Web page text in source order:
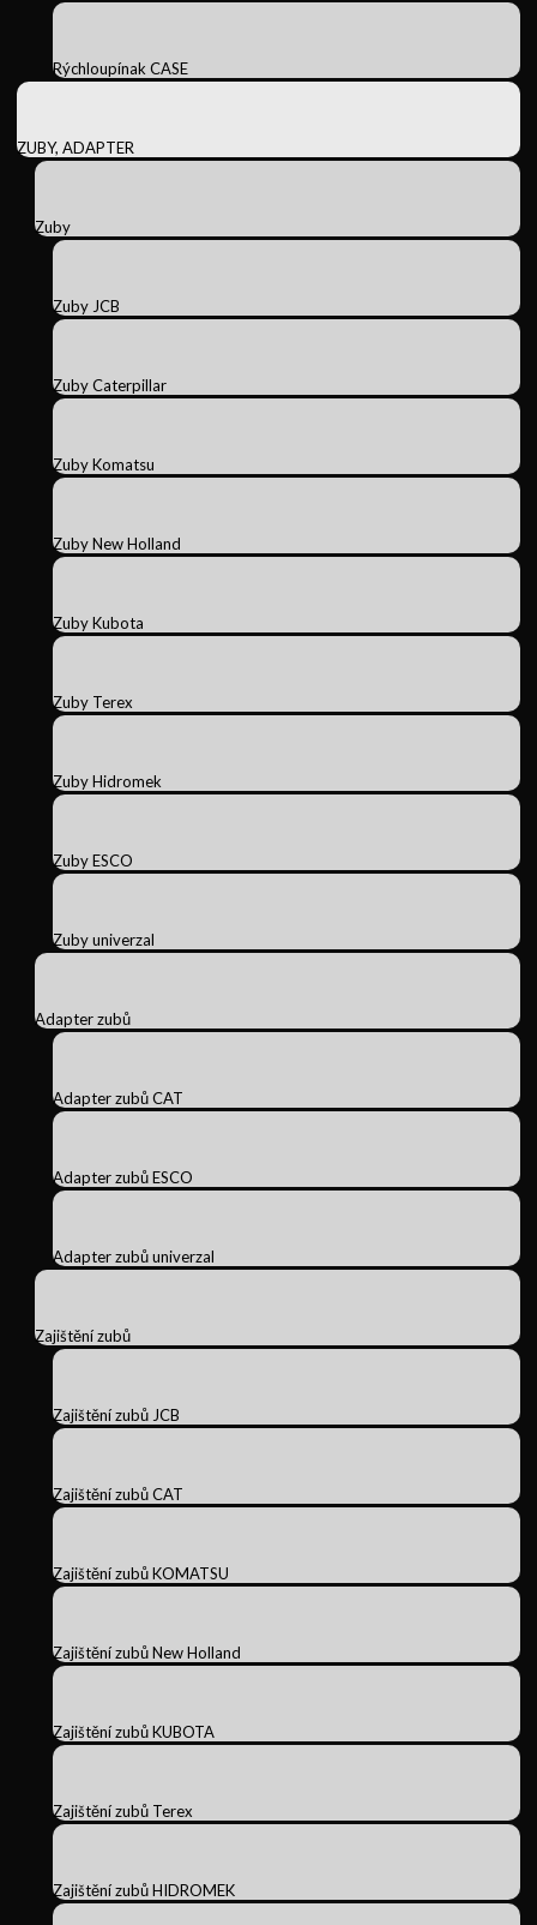
Rýchloupínak CASE
ZUBY, ADAPTER
Zuby
Zuby JCB
Zuby Caterpillar
Zuby Komatsu
Zuby New Holland
Zuby Kubota
Zuby Terex
Zuby Hidromek
Zuby ESCO
Zuby univerzal
Adapter zubů
Adapter zubů CAT
Adapter zubů ESCO
Adapter zubů univerzal
Zajištění zubů
Zajištění zubů JCB
Zajištění zubů CAT
Zajištění zubů KOMATSU
Zajištění zubů New Holland
Zajištění zubů KUBOTA
Zajištění zubů Terex
Zajištění zubů HIDROMEK